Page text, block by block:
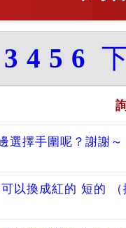
3 4 5 6
選擇手圍呢？謝謝～
以換成紅的 短的